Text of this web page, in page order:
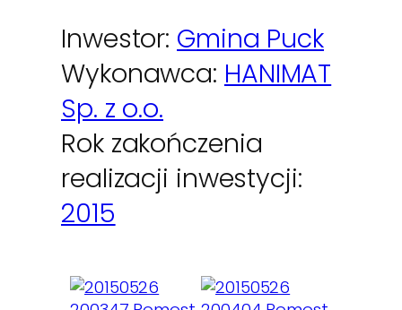
Inwestor: Gmina Puck
Wykonawca: HANIMAT
Sp. z o.o.
Rok zakończenia
realizacji inwestycji:
2015